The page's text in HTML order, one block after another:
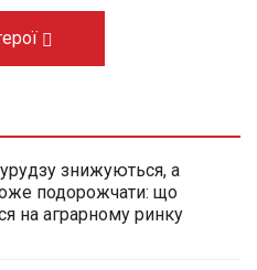
знижуються, а
подорожчати: що
на аграрному ринку